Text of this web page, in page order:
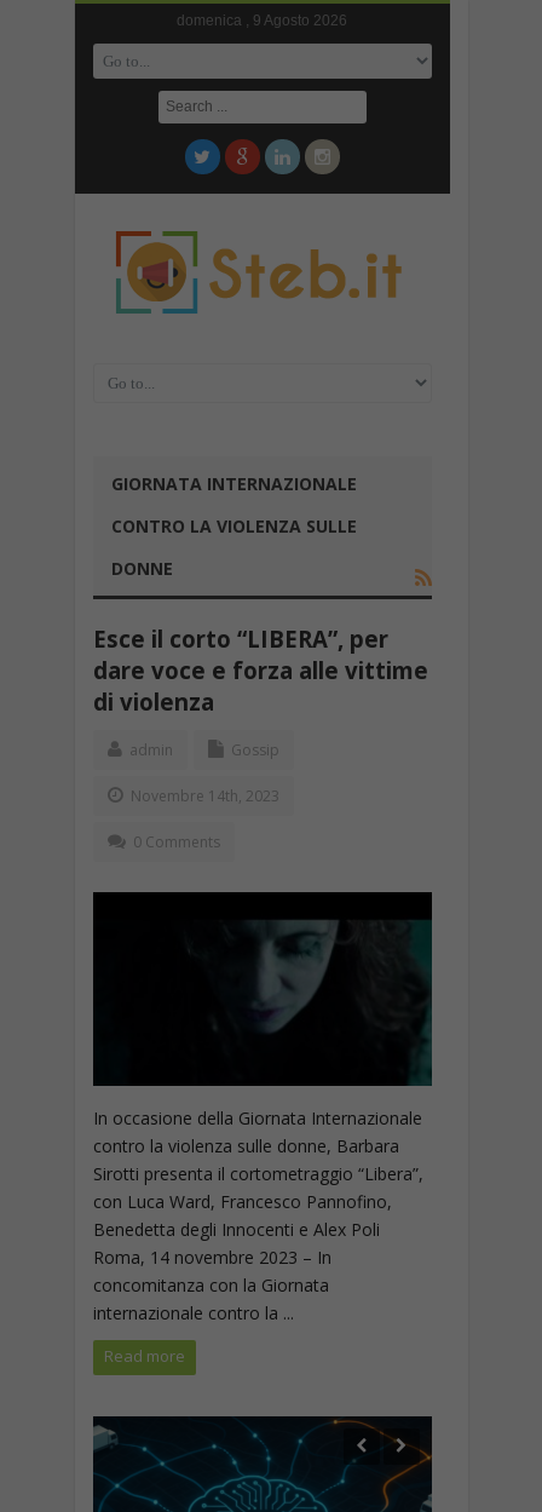
domenica , 9 Agosto 2026
GIORNATA INTERNAZIONALE
CONTRO LA VIOLENZA SULLE
DONNE
Esce il corto “LIBERA”, per
dare voce e forza alle vittime
di violenza
admin Gossip
Novembre 14th, 2023
0 Comments
In occasione della Giornata Internazionale
contro la violenza sulle donne, Barbara
Sirotti presenta il cortometraggio “Libera”,
con Luca Ward, Francesco Pannofino,
Benedetta degli Innocenti e Alex Poli
Roma, 14 novembre 2023 – In
concomitanza con la Giornata
internazionale contro la ...
Read more